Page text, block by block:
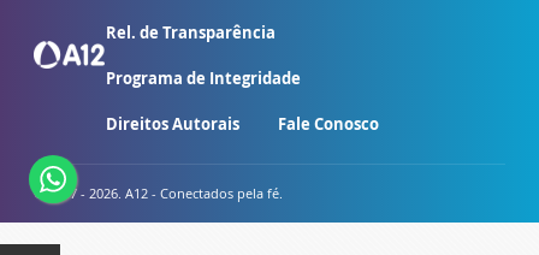
Rel. de Transparência
Programa de Integridade
Direitos Autorais Fale Conosco
© 2007 - 2026. A12 - Conectados pela fé.